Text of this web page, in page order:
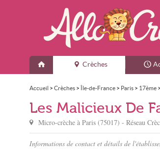
Crèches
Accueil > Crèches > Île-de-France > Paris > 17ème >
Les Malicieux De
Micro-crèche à Paris (75017) - Réseau
Informations de contact et détails de